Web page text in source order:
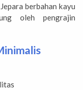
berbahan kayu
oleh pengrajin